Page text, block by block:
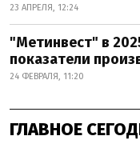
23 АПРЕЛЯ, 12:24
"Метинвест" в
показатели
24 ФЕВРАЛЯ, 11:20
ГЛАВНОЕ